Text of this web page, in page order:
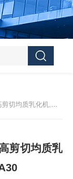
法粉碎胶体磨 超细粉
机,真空均质机SID SA30
剪切均质乳